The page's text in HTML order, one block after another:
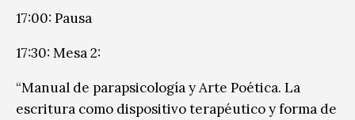
17:00: Pausa
17:30: Mesa 2:
“Manual de parapsicología y Arte Poética. La
escritura como dispositivo terapéutico y forma de